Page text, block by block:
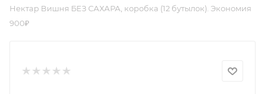
Нектар Вишня БЕЗ САХАРА, коробка (12 бутылок). Экономия
900₽